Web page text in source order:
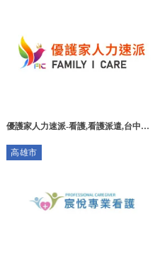
優護家人力速派-看護,看護派遣,台中看
醫院看護,居家看護,台中居家看護
高雄市